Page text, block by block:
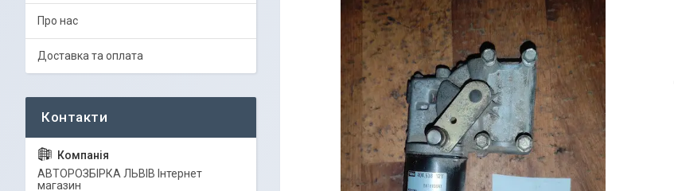
Про нас
Доставка та оплата
АВТОРОЗБІРКА ЛЬВІВ Інтернет
магазин